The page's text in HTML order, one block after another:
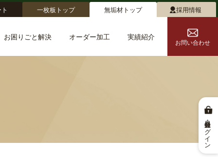
一枚板トップ 無垢材トップ 採用情報
お困りごと解決 オーダー加工 実績紹介
お問い合わせ
会員登録・ログイン